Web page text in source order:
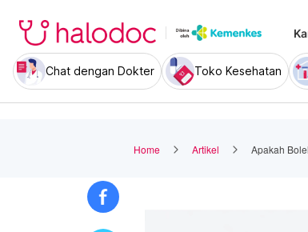
Chat dengan Dokter Toko Kesehatan
Home Artikel Apakah